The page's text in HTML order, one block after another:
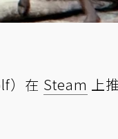
）在 Steam 上